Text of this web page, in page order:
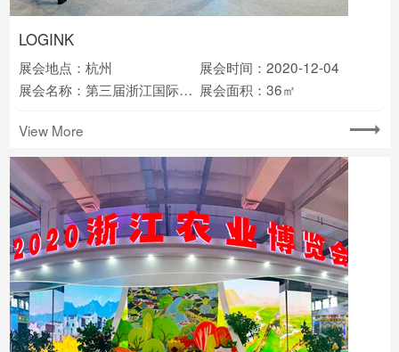
LOGINK
展会地点：杭州
展会时间：2020-12-04
展会名称：第三届浙江国际智慧交通产业博览会 展会面积：36㎡
View More